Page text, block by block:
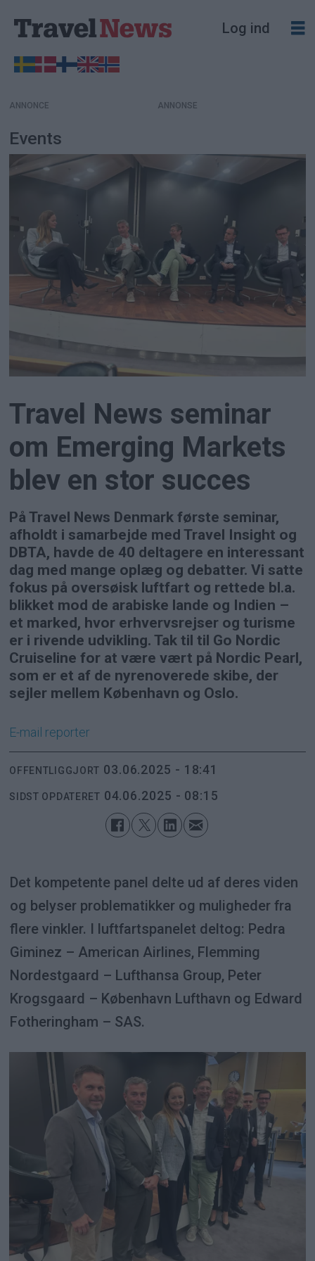
Log ind
ANNONCE
Events
Travel News seminar
om Emerging Markets
blev en stor succes
På Travel News Denmark første seminar,
afholdt i samarbejde med Travel Insight og
DBTA, havde de 40 deltagere en interessant
dag med mange oplæg og debatter. Vi satte
fokus på oversøisk luftfart og rettede bl.a.
blikket mod de arabiske lande og Indien –
et marked, hvor erhvervsrejser og turisme
er i rivende udvikling. Tak til til Go Nordic
Cruiseline for at være vært på Nordic Pearl,
som er et af de nyrenoverede skibe, der
sejler mellem København og Oslo.
E-mail reporter
OFFENTLIGGJORT 03.06.2025 - 18:41
SIDST OPDATERET 04.06.2025 - 08:15
Det kompetente panel delte ud af deres viden
og belyser problematikker og muligheder fra
flere vinkler. I luftfartspanelet deltog: Pedra
Giminez – American Airlines, Flemming
Nordestgaard – Lufthansa Group, Peter
Krogsgaard – København Lufthavn og Edward
Fotheringham – SAS.